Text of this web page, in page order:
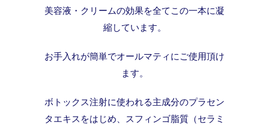
美容液・クリームの効果を全てこの一本に凝
縮しています。
お手入れが簡単でオールマティにご使用頂け
ます。
ボトックス注射に使われる主成分のプラセン
タエキスをはじめ、スフィンゴ脂質（セラミ